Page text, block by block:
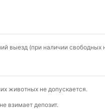
выезд (при наличии
животных не допускается.
взимает депозит.